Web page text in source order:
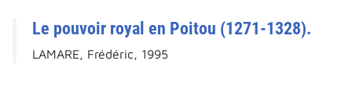
Le pouvoir royal en Poitou (1271-1328).
LAMARE, Frédéric, 1995